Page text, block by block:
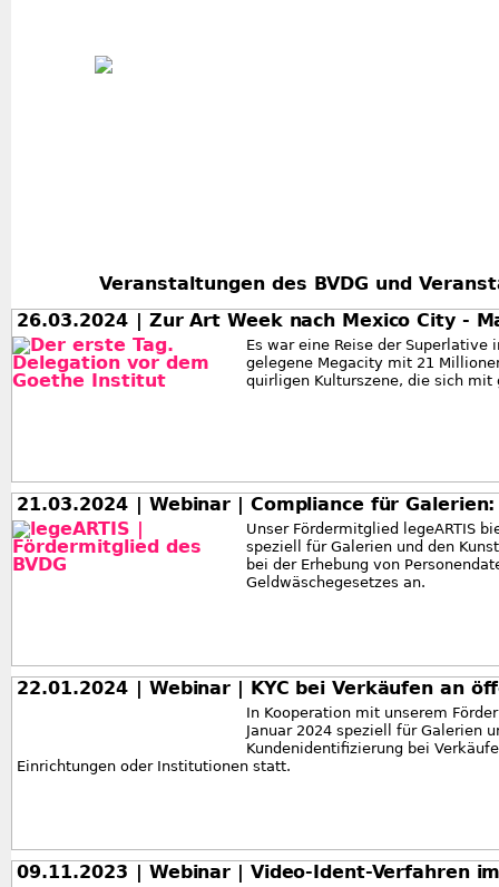
Veranstaltungen des BVDG und
26.03.2024 | Zur Art Week nach Mexico City -
Es war eine Reise der Superlative
gelegene Megacity mit 21
quirligen Kulturszene, die sich
21.03.2024 | Webinar | Compliance für
Unser Fördermitglied legeARTIS
speziell für Galerien und den
bei der Erhebung von
Geldwäschegesetzes an.
22.01.2024 | Webinar | KYC bei Verkäufen an
In Kooperation mit unserem
Januar 2024 speziell für Galerien
Kundenidentifizierung bei
Einrichtungen oder Institutionen statt.
09.11.2023 | Webinar | Video-Ident-Verfahren